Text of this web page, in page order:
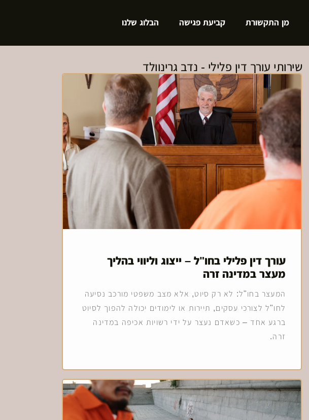
מן התקשורת קביעת פגישה הבלוג שלנו
שירותי עורך דין פלילי - נדב גרינוולד
עורך דין פלילי בחו"ל – ייצוג וליווי בהליך
מעצר במדינה זרה
המעצר בחו"ל: לא רק סיוט, אלא מצב משפטי מורכב נסיעה
לחו"ל לצורכי עסקים, תיירות או לימודים יכולה להפוך לסיוט
ברגע אחד – כשאדם נעצר על ידי רשויות אכיפה במדינה
זרה.